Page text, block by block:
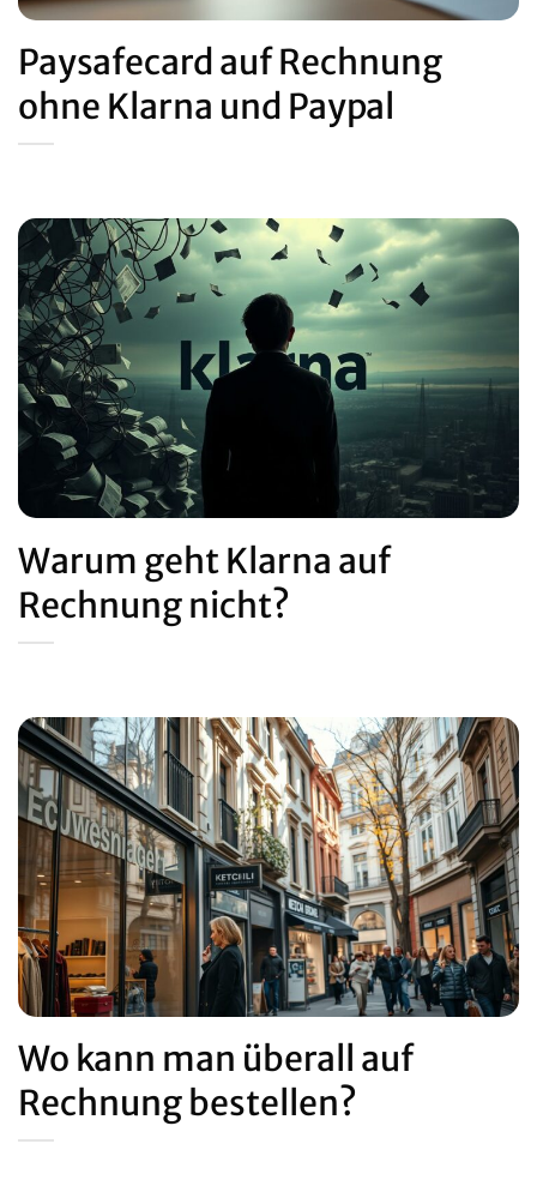
Paysafecard auf Rechnung
ohne Klarna und Paypal
Warum geht Klarna auf
Rechnung nicht?
Wo kann man überall auf
Rechnung bestellen?